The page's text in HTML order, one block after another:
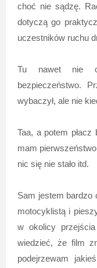
choć nie sądzę.
dotyczą go
uczestników ruchu
Tu nawet nie
bezpieczeństwo.
wybaczył, ale nie
Taa, a potem płacz
mam
nic się nie stało itd.
Sam jestem bardzo
motocyklistą i
w okolicy
wiedzieć, że film
podejrzewam